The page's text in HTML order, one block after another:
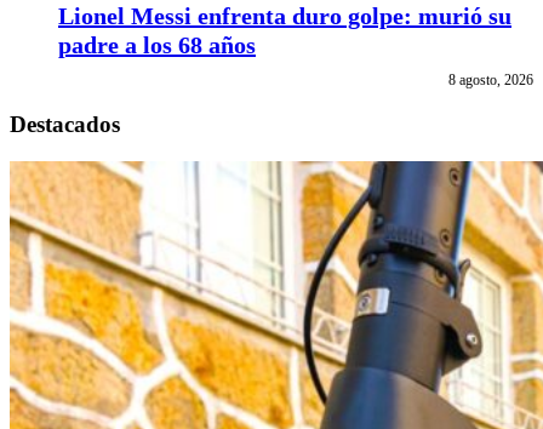
Lionel Messi enfrenta duro golpe: murió su
padre a los 68 años
8 agosto, 2026
Destacados